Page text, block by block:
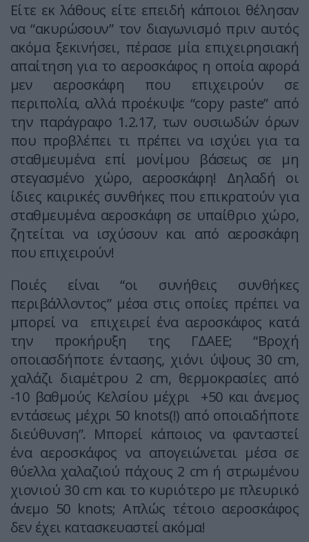
Είτε εκ λάθους είτε επειδή κάποιοι θέλησαν
να “ακυρώσουν” τον διαγωνισμό πριν αυτός
ακόμα ξεκινήσει, πέρασε μία επιχειρησιακή
απαίτηση για το αεροσκάφος η οποία αφορά
μεν αεροσκάφη που επιχειρούν σε
περιπολία, αλλά προέκυψε “copy paste” από
την παράγραφο 1.2.17, των ουσιωδών όρων
που προβλέπει τι πρέπει να ισχύει για τα
σταθμευμένα επί μονίμου βάσεως σε μη
στεγασμένο χώρο, αεροσκάφη! Δηλαδή οι
ίδιες καιρικές συνθήκες που επικρατούν για
σταθμευμένα αεροσκάφη σε υπαίθριο χώρο,
ζητείται να ισχύσουν και από αεροσκάφη
που επιχειρούν!
Ποιές είναι “οι συνήθεις συνθήκες
περιβάλλοντος” μέσα στις οποίες πρέπει να
μπορεί να επιχειρεί ένα αεροσκάφος κατά
την προκήρυξη της ΓΔΑΕΕ; “Βροχή
οποιασδήποτε έντασης, χιόνι ύψους 30 cm,
χαλάζι διαμέτρου 2 cm, θερμοκρασίες από
-10 βαθμούς Κελσίου μέχρι +50 και άνεμος
εντάσεως μέχρι 50 knots(!) από οποιαδήποτε
διεύθυνση”. Μπορεί κάποιος να φανταστεί
ένα αεροσκάφος να απογειώνεται μέσα σε
θύελλα χαλαζιού πάχους 2 cm ή στρωμένου
χιονιού 30 cm και το κυριότερο με πλευρικό
άνεμο 50 knots; Απλώς τέτοιο αεροσκάφος
δεν έχει κατασκευαστεί ακόμα!